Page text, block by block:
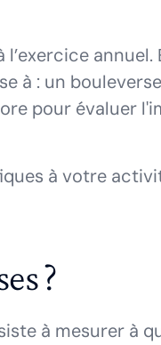
annuel.
à : un
pour évaluer
à votre
?
à mesurer à